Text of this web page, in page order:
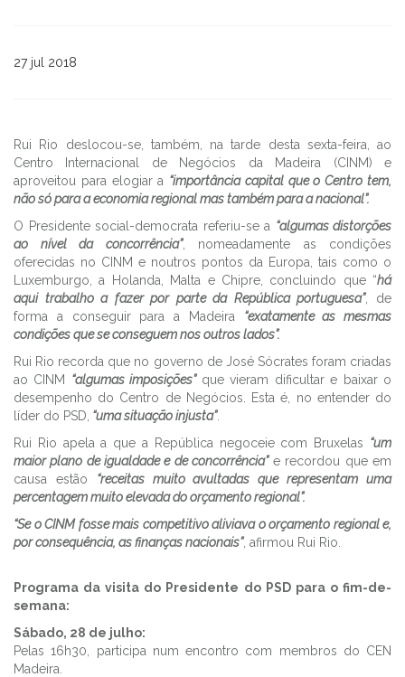
27 jul 2018
Rui Rio deslocou-se, também, na tarde desta sexta-feira, ao
Centro Internacional de Negócios da Madeira (CINM) e
aproveitou para elogiar a “importância capital que o Centro tem,
não só para a economia regional mas também para a nacional”.
O Presidente social-democrata referiu-se a “algumas distorções
ao nível da concorrência”, nomeadamente as condições
oferecidas no CINM e noutros pontos da Europa, tais como o
Luxemburgo, a Holanda, Malta e Chipre, concluindo que “há
aqui trabalho a fazer por parte da República portuguesa”, de
forma a conseguir para a Madeira “exatamente as mesmas
condições que se conseguem nos outros lados”.
Rui Rio recorda que no governo de José Sócrates foram criadas
ao CINM “algumas imposições” que vieram dificultar e baixar o
desempenho do Centro de Negócios. Esta é, no entender do
líder do PSD, “uma situação injusta”.
Rui Rio apela a que a República negoceie com Bruxelas “um
maior plano de igualdade e de concorrência”e recordou que em
causa estão “receitas muito avultadas que representam uma
percentagem muito elevada do orçamento regional”.
“Se o CINM fosse mais competitivo aliviava o orçamento regional e,
por consequência, as finanças nacionais”, afirmou Rui Rio.
Programa da visita do Presidente do PSD para o fim-de-
semana:
Sábado, 28 de julho:
Pelas 16h30, participa num encontro com membros do CEN
Madeira.